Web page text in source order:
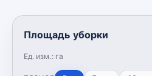
Площадь уборки
Ед. изм.: га